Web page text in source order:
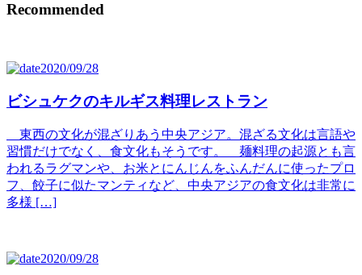
Recommended
2020/09/28
ビシュケクのキルギス料理レストラン
東西の文化が混ざりあう中央アジア。混ざる文化は言語や
習慣だけでなく、食文化もそうです。 麺料理の起源とも言
われるラグマンや、お米とにんじんをふんだんに使ったプロ
フ、餃子に似たマンティなど、中央アジアの食文化は非常に
多様 […]
2020/09/28